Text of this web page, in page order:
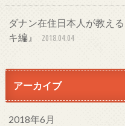
ダナン在住日本人が教え
キ編』
2018.04.04
アーカイブ
2018年6月